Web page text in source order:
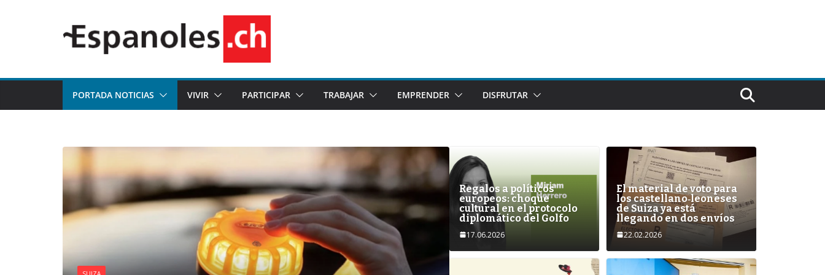
PORTADA NOTICIAS VIVIR PARTICIPAR TRABAJAR EMPRENDER DISFRUTAR
Regalos a políticos
europeos: choque
cultural en el protocolo
diplomático del Golfo
17.06.2026
El material de voto para
los castellano‑leoneses
de Suiza ya está
llegando en dos envíos
22.02.2026